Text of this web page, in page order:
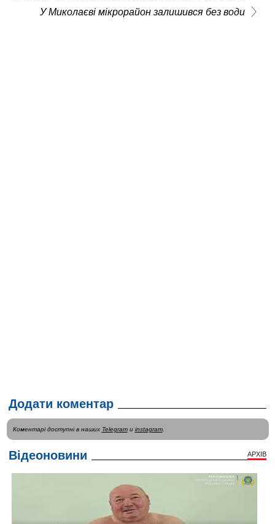
У Миколаєві мікрорайон залишився без води
Додати коментар
Коментарі доступні в наших Telegramи instagram.
Відеоновини АРХІВ